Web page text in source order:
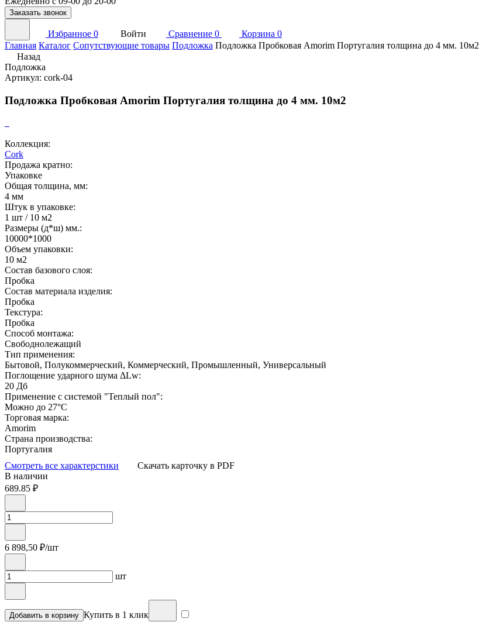
Заказать звонок
Избранное 0 Войти Сравнение 0 Корзина 0
Главная Каталог Сопутствующие товары Подложка Подложка Пробковая Amorim Португалия толщина до 4 мм. 10м2
Назад
Подложка
Артикул: cork-04
Подложка Пробковая Amorim Португалия толщина до 4 мм. 10м2
Коллекция:
Cork
Продажа кратно:
Упаковке
Общая толщина, мм:
4 мм
Штук в упаковке:
1 шт / 10 м2
Размеры (д*ш) мм.:
10000*1000
Объем упаковки:
10 м2
Состав базового слоя:
Пробка
Состав материала изделия:
Пробка
Текстура:
Пробка
Способ монтажа:
Свободнолежащий
Тип применения:
Бытовой, Полукоммерческий, Коммерческий, Промышленный, Универсальный
Поглощение ударного шума ΔLw:
20 Дб
Применение с системой "Теплый пол":
Можно до 27°С
Торговая марка:
Amorim
Страна производства:
Португалия
Смотреть все характерстики
Скачать карточку в PDF
В наличии
689.85 ₽
6 898,50 ₽/шт
шт
Добавить в корзину Купить в 1 клик